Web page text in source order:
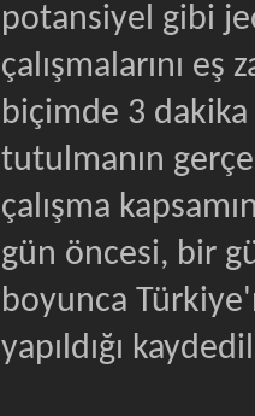
potansiyel gibi
çalışmalarını
biçimde 3 dakika
tutulmanın
çalışma
gün öncesi, bir
boyunca
yapıldığı